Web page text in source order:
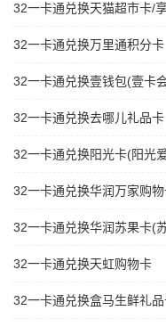
32一卡通兑换天猫超市卡/
32一卡通兑换万里通积分卡
32一卡通兑换壹钱包(壹卡
32一卡通兑换去哪儿礼品卡
32一卡通兑换阳光卡(阳光
32一卡通兑换华润万家购
32一卡通兑换华润苏果卡(
32一卡通兑换天虹购物卡
32一卡通兑换盒马生鲜礼